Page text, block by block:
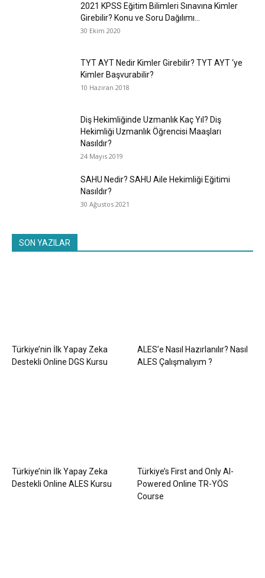
2021 KPSS Eğitim Bilimleri Sınavına Kimler
Girebilir? Konu ve Soru Dağılımı...
30 Ekim 2020
TYT AYT Nedir Kimler Girebilir? TYT AYT ‘ye
Kimler Başvurabilir?
10 Haziran 2018
Diş Hekimliğinde Uzmanlık Kaç Yıl? Diş
Hekimliği Uzmanlık Öğrencisi Maaşları
Nasıldır?
24 Mayıs 2019
SAHU Nedir? SAHU Aile Hekimliği Eğitimi
Nasıldır?
30 Ağustos 2021
SON YAZILAR
Türkiye’nin İlk Yapay Zeka
Destekli Online DGS Kursu
ALES’e Nasıl Hazırlanılır? Nasıl
ALES Çalışmalıyım ?
Türkiye’nin İlk Yapay Zeka
Destekli Online ALES Kursu
Türkiye’s First and Only AI-
Powered Online TR-YÖS
Course